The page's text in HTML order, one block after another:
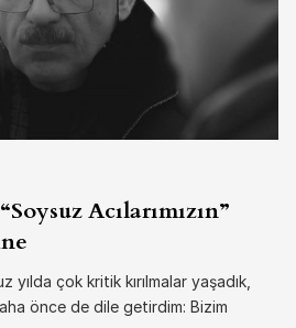
Acılarımızın”
çok kritik kırılmalar yaşadık,
önce de dile getirdim: Bizim